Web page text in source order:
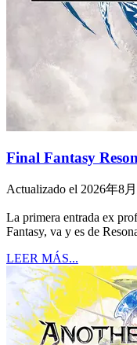
Final Fantasy
Actualizado el 2026年8
La primera entrada ex
Fantasy, va y es de
LEER MÁS...